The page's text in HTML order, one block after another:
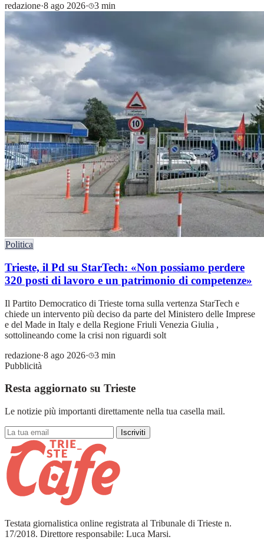
redazione·8 ago 2026· 3 min
Politica
Trieste, il Pd su StarTech: «Non possiamo perdere
320 posti di lavoro e un patrimonio di competenze»
Il Partito Democratico di Trieste torna sulla vertenza StarTech e
chiede un intervento più deciso da parte del Ministero delle Imprese
e del Made in Italy e della Regione Friuli Venezia Giulia ,
sottolineando come la crisi non riguardi solt
redazione·8 ago 2026·
3 min
Pubblicità
Resta aggiornato su Trieste
Le notizie più importanti direttamente nella tua casella mail.
Iscriviti
Testata giornalistica online registrata al Tribunale di Trieste n.
17/2018. Direttore responsabile: Luca Marsi.